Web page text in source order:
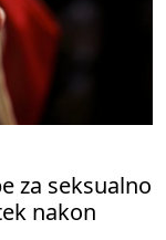
za seksualno
nakon